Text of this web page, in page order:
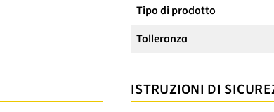
Tipo di prodotto
Tolleranza
ISTRUZIONI DI